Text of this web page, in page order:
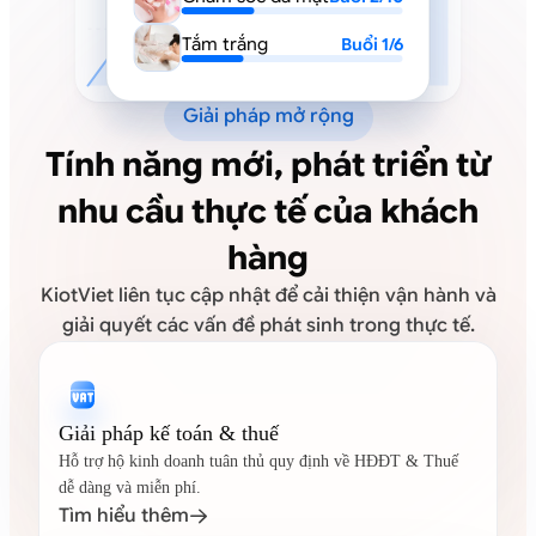
Tắm trắng Buổi 1/6
Giải pháp mở rộng
Tính năng mới, phát triển từ
nhu cầu thực tế của khách
hàng
KiotViet liên tục cập nhật để cải thiện vận hành và
giải quyết các vấn đề phát sinh trong thực tế.
Giải pháp kế toán & thuế
Hỗ trợ hộ kinh doanh tuân thủ quy định về HĐĐT & Thuế
dễ dàng và miễn phí.
Tìm hiểu thêm